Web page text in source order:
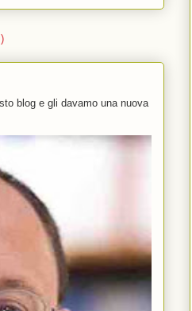
blog e gli davamo una nuova